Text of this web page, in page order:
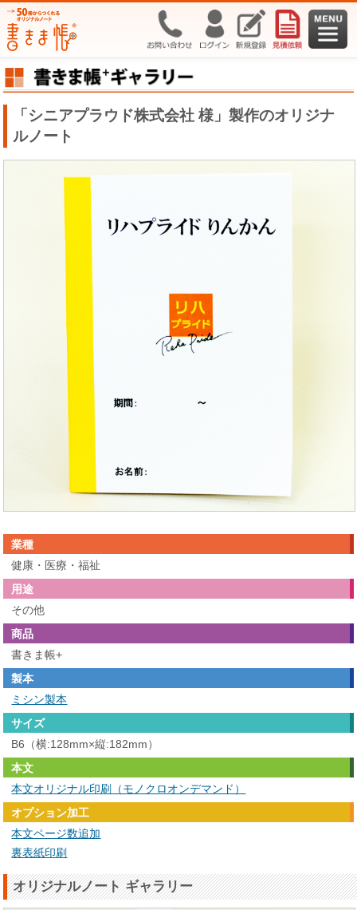
「シニアプラウド株式会社 様」製作のオリジナ
ルノート
業種
健康・医療・福祉
用途
その他
商品
書きま帳+
製本
ミシン製本
サイズ
B6（横:128mm×縦:182mm）
本文
本文オリジナル印刷（モノクロオンデマンド）
オプション加工
本文ページ数追加
裏表紙印刷
オリジナルノート ギャラリー